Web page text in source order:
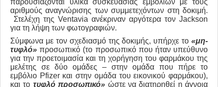
παρουσιάζονται υλικά συσκευασίας εμβολίων με τους
αριθμούς αναγνώρισης των συμμετεχόντων στη δοκιμή.
Στελέχη της Ventavia ανέκριναν αργότερα τον Jackson
για τη λήψη των φωτογραφιών.
Σύμφωνα με τον σχεδιασμό της δοκιμής, υπήρχε το «μη-
τυφλό» προσωπικό (το προσωπικό που ήταν υπεύθυνο
για την προετοιμασία και τη χορήγηση του φαρμάκου της
μελέτης σε δύο ομάδες – στην ομάδα που πήρε το
εμβόλιο Pfizer και στην ομάδα του εικονικού φαρμάκου),
και το τυφλό προσωπικό» ώστε να διατηρηθεί η άγνοια